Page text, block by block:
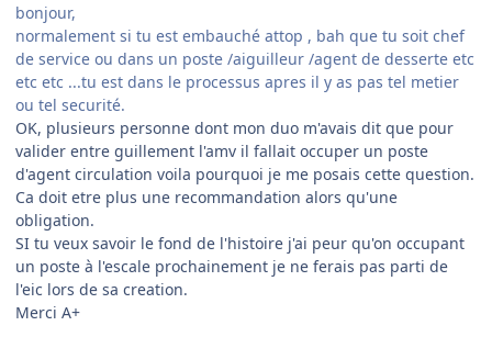
bonjour,
normalement si tu est embauché attop , bah que tu soit chef
de service ou dans un poste /aiguilleur /agent de desserte etc
etc etc ...tu est dans le processus apres il y as pas tel metier
ou tel securité.
OK, plusieurs personne dont mon duo m'avais dit que pour
valider entre guillement l'amv il fallait occuper un poste
d'agent circulation voila pourquoi je me posais cette question.
Ca doit etre plus une recommandation alors qu'une
obligation.
SI tu veux savoir le fond de l'histoire j'ai peur qu'on occupant
un poste à l'escale prochainement je ne ferais pas parti de
l'eic lors de sa creation.
Merci A+